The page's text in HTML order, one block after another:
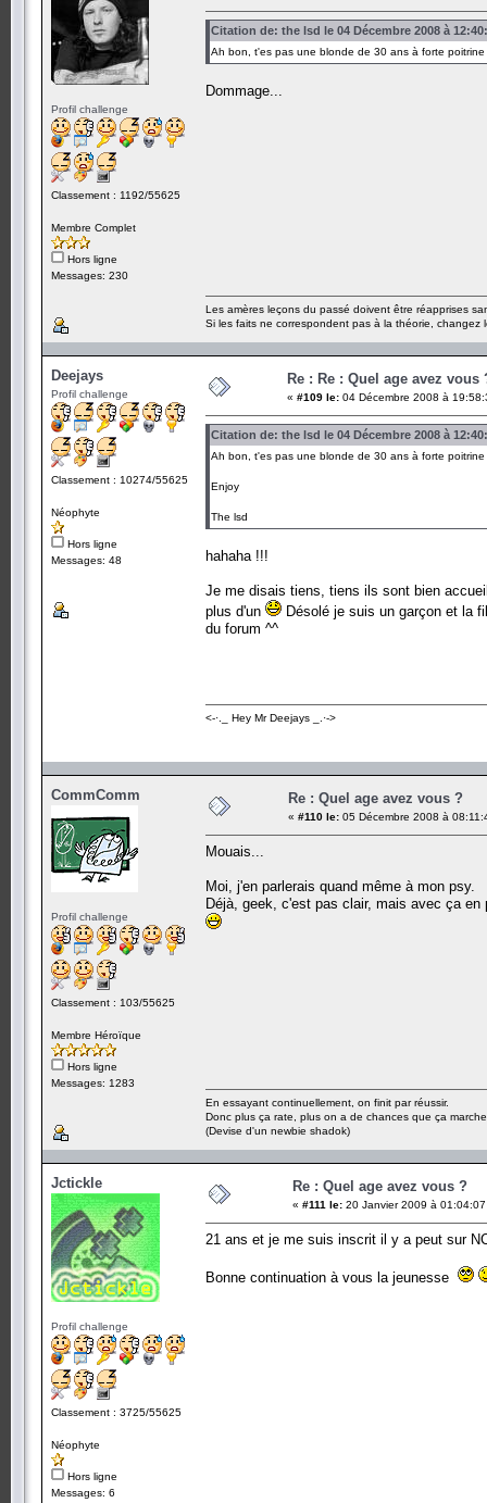
Profil challenge
Classement : 1192/55625
Membre Complet
Hors ligne
Messages: 230
Citation de: the lsd le 04 Décembre 2008 à
Ah bon, t'es pas une blonde de 30 ans à forte poitrine
Dommage...
Les amères leçons du passé doivent être réapprises
Si les faits ne correspondent pas à la théorie, changez
Deejays
Profil challenge
Classement : 10274/55625
Néophyte
Hors ligne
Messages: 48
Re : Re : Quel age avez vous
« #109 le: 04 Décembre 2008 à
Citation de: the lsd le 04 Décembre 2008 à
Ah bon, t'es pas une blonde de 30 ans à forte poitrine
Enjoy
The lsd
hahaha !!!
Je me disais tiens, tiens ils sont bien
plus d'un
Désolé je suis un garçon et la
du forum ^^
<-·._ Hey Mr Deejays _.·->
CommComm
Profil challenge
Classement : 103/55625
Membre Héroïque
Hors ligne
Messages: 1283
Re : Quel age avez vous ?
« #110 le: 05 Décembre 2008 à
Mouais...
Moi, j'en parlerais quand même à mon psy.
Déjà, geek, c'est pas clair, mais avec ça
En essayant continuellement, on finit par réussir.
Donc plus ça rate, plus on a de chances que ça
(Devise d'un newbie shadok)
Jctickle
Profil challenge
Classement : 3725/55625
Néophyte
Hors ligne
Messages: 6
Re : Quel age avez vous ?
« #111 le: 20 Janvier 2009 à
21 ans et je me suis inscrit il y a peut sur
Bonne continuation à vous la jeunesse